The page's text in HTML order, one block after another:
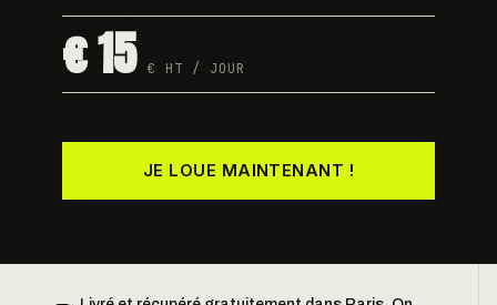
€ 15 € HT / JOUR
JE LOUE MAINTENANT !